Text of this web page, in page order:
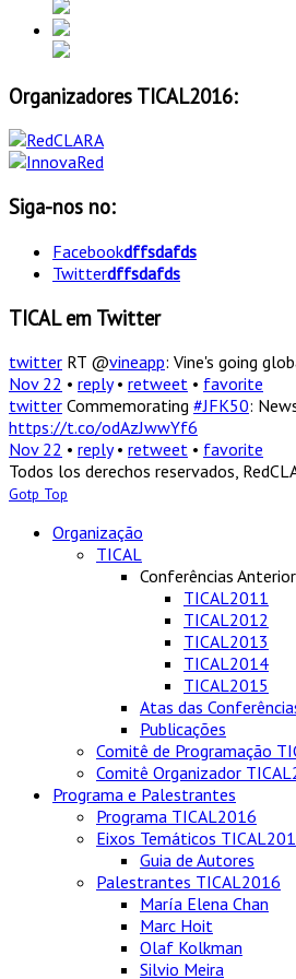
Organizadores TICAL2016:
Siga-nos no:
Facebookdffsdafds
Twitterdffsdafds
TICAL em Twitter
twitter RT @vineapp: Vine's going
Nov 22 • reply• retweet • favorite
twitter Commemorating #JFK50:
https://t.co/odAzJwwYf6
Nov 22 • reply• retweet • favorite
Todos los derechos reservados,
Gotp Top
Organização
TICAL
Conferências
TICAL2011
TICAL2012
TICAL2013
TICAL2014
TICAL2015
Atas das
Publicações
Comitê de Programação
Comitê Organizador
Programa e Palestrantes
Programa TICAL2016
Eixos Temáticos
Guia de Autores
Palestrantes TICAL2016
María Elena Chan
Marc Hoit
Olaf Kolkman
Silvio Meira